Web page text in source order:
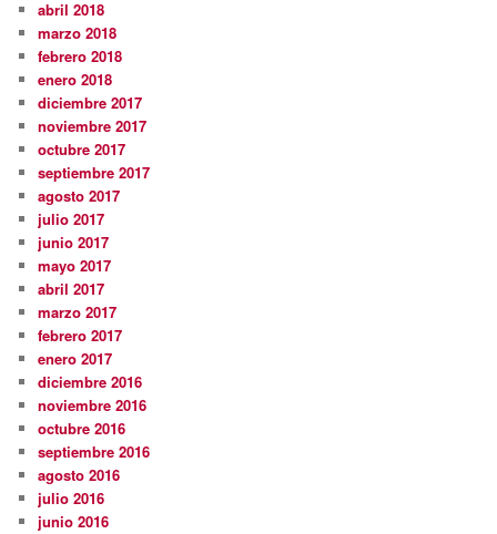
abril 2018
marzo 2018
febrero 2018
enero 2018
diciembre 2017
noviembre 2017
octubre 2017
septiembre 2017
agosto 2017
julio 2017
junio 2017
mayo 2017
abril 2017
marzo 2017
febrero 2017
enero 2017
diciembre 2016
noviembre 2016
octubre 2016
septiembre 2016
agosto 2016
julio 2016
junio 2016